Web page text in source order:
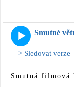
Smutné
> Sledovat verze
Smutná filmová